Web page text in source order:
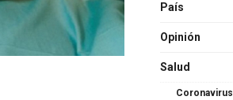
País
Opinión
Salud
Coronavirus